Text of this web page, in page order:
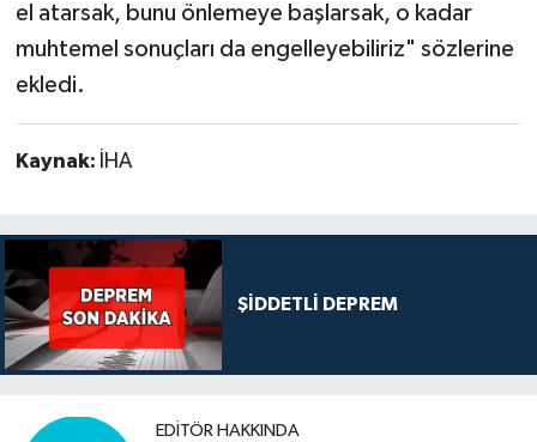
el atarsak, bunu önlemeye başlarsak, o kadar
muhtemel sonuçları da engelleyebiliriz" sözlerine
ekledi.
Kaynak: İHA
ŞİDDETLİ DEPREM
EDITÖR HAKKINDA